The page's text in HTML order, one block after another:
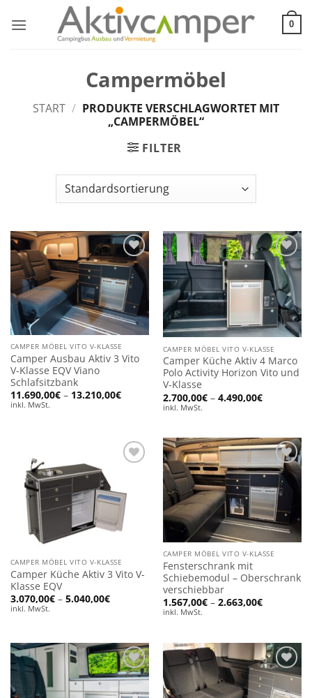
Inhalt
0
Campermöbel
START / PRODUKTE VERSCHLAGWORTET MIT
„CAMPERMÖBEL“
FILTER
Add to
wishlist
CAMPER MÖBEL VITO V-KLASSE
Camper Ausbau Aktiv 3 Vito
V-Klasse EQV Viano
Schlafsitzbank
11.690,00€ – 13.210,00€Preisspanne:
11.690,00€
inkl. MwSt.
Add to
wishlist
CAMPER MÖBEL VITO V-KLASSE
Camper Küche Aktiv 4 Marco
Polo Activity Horizon Vito und
V-Klasse
2.700,00€ – 4.490,00€
2.700,00€
inkl. MwSt.
CAMPER MÖBEL VITO V-KLASSE
Camper Küche Aktiv 3 Vito V-
Klasse EQV
3.070,00€ – 5.040,00€Preisspanne:
inkl. MwSt.
Add to
wishlist
CAMPER MÖBEL VITO V-KLASSE
Fensterschrank mit
Schiebemodul – Oberschrank
verschiebbar
1.567,00€ – 2.663,00€
inkl. MwSt.
Add to
Add to
wishlist